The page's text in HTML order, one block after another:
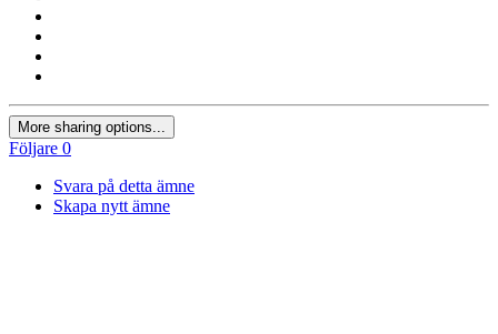
More sharing options...
Följare 0
Svara på detta ämne
Skapa nytt ämne